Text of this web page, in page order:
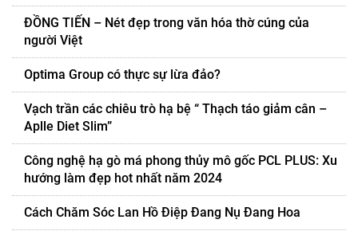
ĐỒNG TIẾN – Nét đẹp trong văn hóa thờ cúng của
người Việt
Optima Group có thực sự lừa đảo?
Vạch trần các chiêu trò hạ bệ “ Thạch táo giảm cân –
Aplle Diet Slim”
Công nghệ hạ gò má phong thủy mô gốc PCL PLUS: Xu
hướng làm đẹp hot nhất năm 2024
Cách Chăm Sóc Lan Hồ Điệp Đang Nụ Đang Hoa